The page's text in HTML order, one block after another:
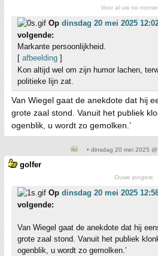
Voor al uw no
Op dinsdag 20 mei 2025
volgende:
Markante persoonlijkheid.
[ afbeelding ]
Kon altijd wel om zijn humor lachen,
politieke lijn zat.
Van Wiegel gaat de anekdote dat hij
grote zaal stond. Vanuit het publiek
ogenblik, u wordt zo gemolken.’
• dinsdag 20 mei 2025
golfer
Ouwe jongere
Op dinsdag 20 mei 2025
volgende:
Van Wiegel gaat de anekdote dat hij
grote zaal stond. Vanuit het publiek
ogenblik, u wordt zo gemolken.’